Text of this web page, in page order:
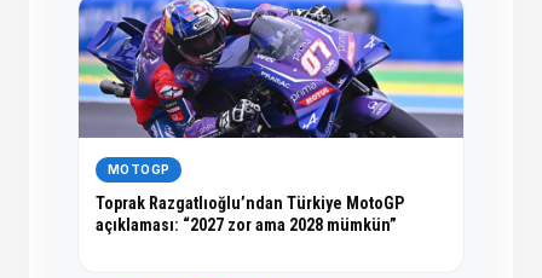
MOTOGP
Toprak Razgatlıoğlu’ndan Türkiye MotoGP
açıklaması: “2027 zor ama 2028 mümkün”